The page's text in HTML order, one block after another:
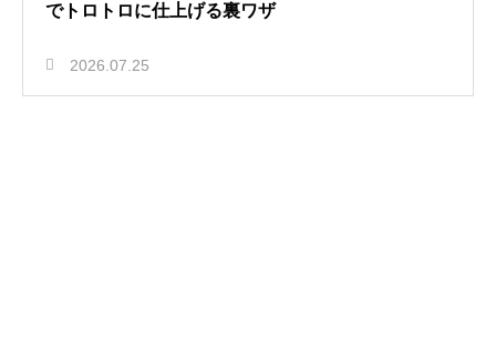
でトロトロに仕上げる裏ワザ
2026.07.25